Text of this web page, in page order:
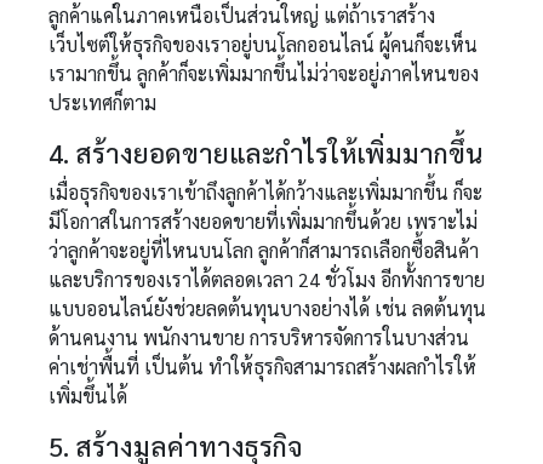
ลูกค้าแค่ในภาคเหนือเป็นส่วนใหญ่ แต่ถ้าเราสร้าง
เว็บไซต์ให้ธุรกิจของเราอยู่บนโลกออนไลน์ ผู้คนก็จะเห็น
เรามากขึ้น ลูกค้าก็จะเพิ่มมากขึ้นไม่ว่าจะอยู่ภาคไหนของ
ประเทศก็ตาม
4. สร้างยอดขายและกำไรให้เพิ่มมากขึ้น
เมื่อธุรกิจของเราเข้าถึงลูกค้าได้กว้างและเพิ่มมากขึ้น ก็จะ
มีโอกาสในการสร้างยอดขายที่เพิ่มมากขึ้นด้วย เพราะไม่
ว่าลูกค้าจะอยู่ที่ไหนบนโลก ลูกค้าก็สามารถเลือกซื้อสินค้า
และบริการของเราได้ตลอดเวลา 24 ชั่วโมง อีกทั้งการขาย
แบบออนไลน์ยังช่วยลดต้นทุนบางอย่างได้ เช่น ลดต้นทุน
ด้านคนงาน พนักงานขาย การบริหารจัดการในบางส่วน
ค่าเช่าพื้นที่ เป็นต้น ทำให้ธุรกิจสามารถสร้างผลกำไรให้
เพิ่มขึ้นได้
5. สร้างมูลค่าทางธุรกิจ